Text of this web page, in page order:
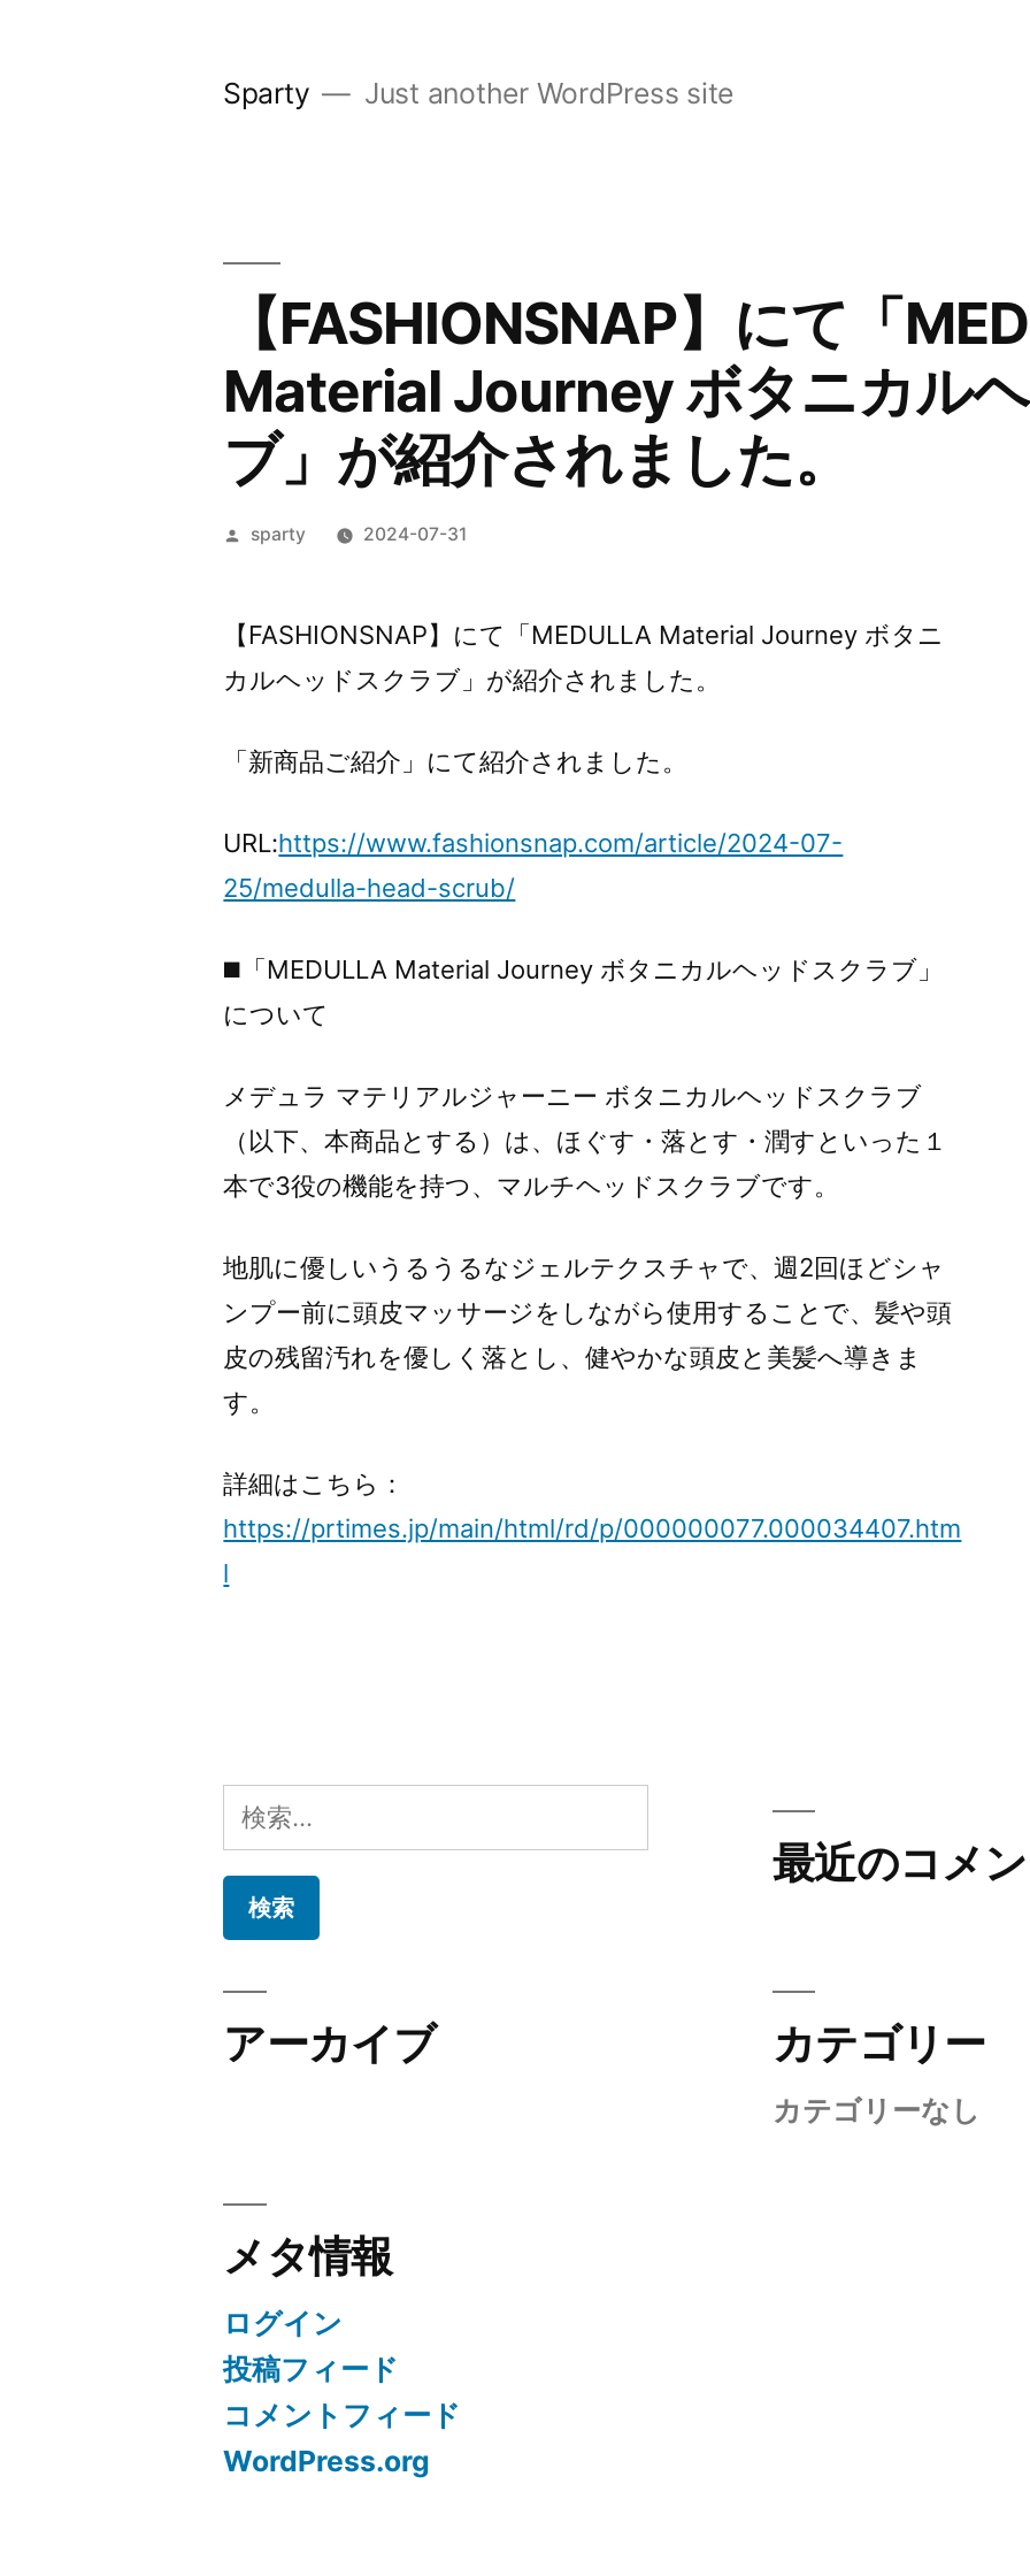
Sparty Just another WordPress site
【FASHIONSNAP】にて「
Material Journey ボタニカル
ブ」が紹介されました。
投
sparty 2024-07-31
【FASHIONSNAP】にて「MEDULLA Material Journey ボタニ
カルヘッドスクラブ」が紹介されました。
「新商品ご紹介」にて紹介されました。
URL:https://www.fashionsnap.com/article/2024-07-
25/medulla-head-scrub/
◼️「MEDULLA Material Journey ボタニカルヘッドスクラブ」
について
メデュラ マテリアルジャーニー ボタニカルヘッドスクラブ
（以下、本商品とする）は、ほぐす・落とす・潤すといった１
本で3役の機能を持つ、マルチヘッドスクラブです。
地肌に優しいうるうるなジェルテクスチャで、週2回ほどシャ
ンプー前に頭皮マッサージをしながら使用することで、髪や頭
皮の残留汚れを優しく落とし、健やかな頭皮と美髪へ導きま
す。
詳細はこちら：
https://prtimes.jp/main/html/rd/p/000000077.000034407.htm
l
検
索:
最近のコメ
アーカイブ カテゴリー
カテゴリーなし
メタ情報
ログイン
投稿フィード
コメントフィード
WordPress.org